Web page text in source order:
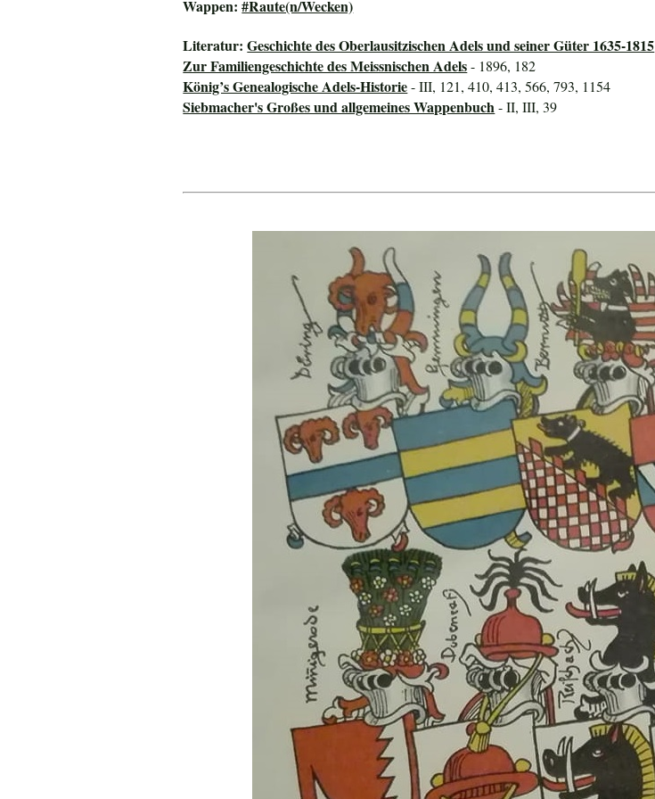
Wappen:#Raute(n/Wecken)
Literatur:Geschichte des Oberlausitzischen Adels und seiner Güter 1635-1815
Zur Familiengeschichte des Meissnischen Adels- 1896, 182
König’s Genealogische Adels-Historie- III, 121, 410, 413, 566, 793, 1154
Siebmacher's Großes und allgemeines Wappenbuch - II, III, 39